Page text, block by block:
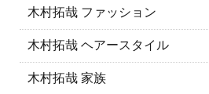
木村拓哉 ファッション
木村拓哉 ヘアースタイル
木村拓哉 家族